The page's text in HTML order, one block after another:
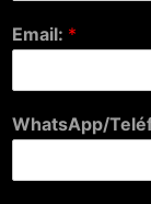
Email: *
WhatsApp/